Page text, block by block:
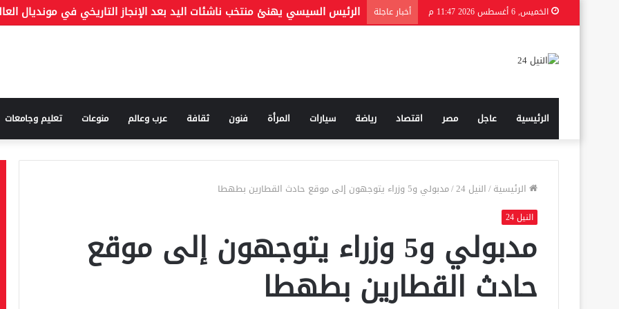
الخميس, 6 أغسطس 2026 11:47 م أخبار عاجلة
الرئيسية عاجل مصر اقتصاد رياضة سيارات المرأة فنون ثقافة عرب وعالم منوعات تعليم وجامعات
الرئيسية/النيل 24 /مدبولي و5 وزراء يتوجهون إلى موقع حادث القطارين بطهطا
النيل 24
مدبولي و5 وزراء يتوجهون إلى موقع
حادث القطارين بطهطا